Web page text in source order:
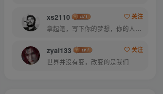
xs2110
关注
拿起笔，写下你的梦想，你的人生就从此刻起航
zyai133
关注
世界并没有变，改变的是我们